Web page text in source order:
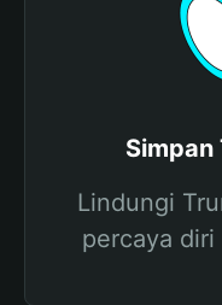
Simpan
Lindungi
percaya